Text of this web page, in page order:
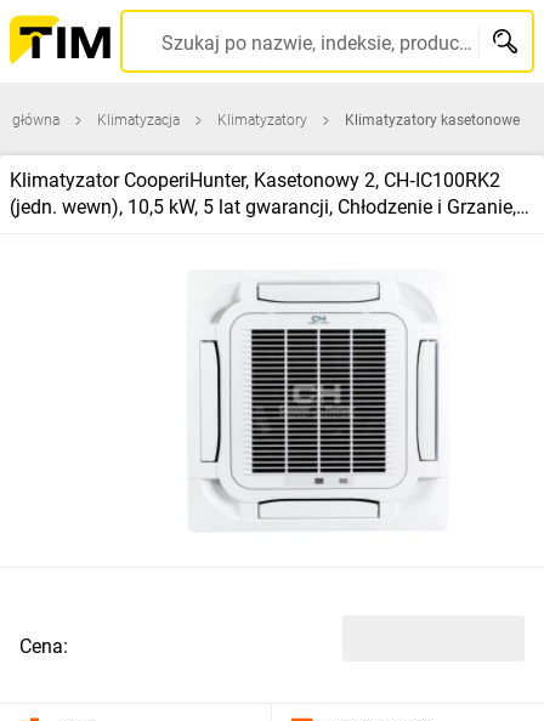
Szukaj po nazwie, indeksie, producencie, kodzie kreskowym...
główna Klimatyzacja Klimatyzatory Klimatyzatory kasetonowe
Klimatyzator CooperiHunter, Kasetonowy 2, CH‑IC100RK2
(jedn. wewn), 10,5 kW, 5 lat gwarancji, Chłodzenie i Grzanie,
Cena: